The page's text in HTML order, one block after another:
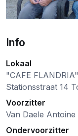
Info
Lokaal
"CAFE FLANDRIA"
Stationsstraat 14
Voorzitter
Van Daele Antoine
Ondervoorzitter